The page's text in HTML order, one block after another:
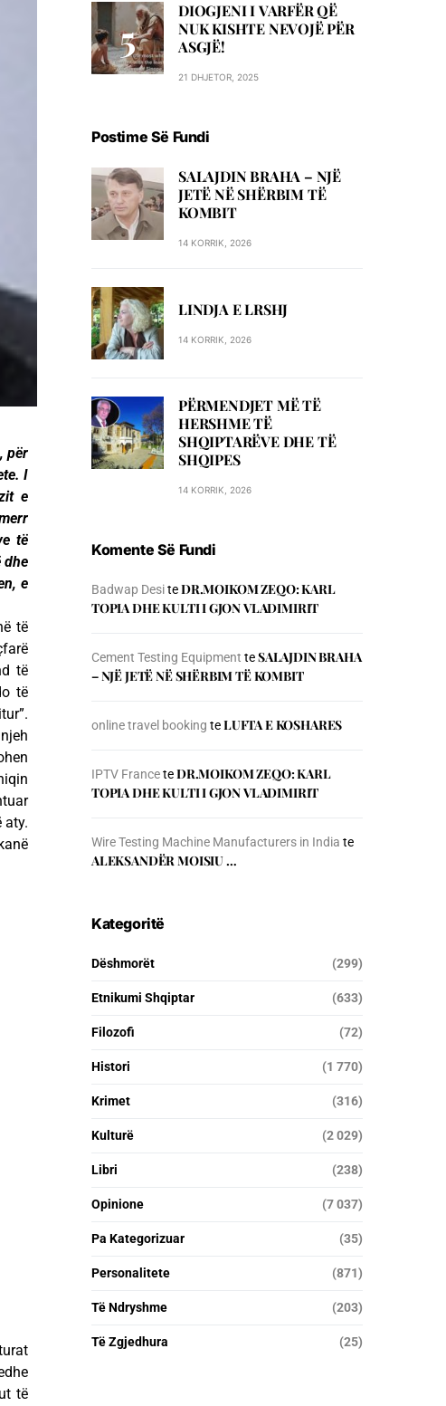
për
I
e
të
dhe
e
të
të
të
aty.
të
DIOGJENI I VARFËR QË
NUK KISHTE NEVOJË PËR
ASGJË!
21 DHJETOR, 2025
Postime Së Fundi
SALAJDIN BRAHA – NJЁ
JETЁ NЁ SHЁRBIM TЁ
KOMBIT
14 KORRIK, 2026
LINDJA E LRSHJ
14 KORRIK, 2026
PËRMENDJET MË TË
HERSHME TË
SHQIPTARËVE DHE TË
SHQIPES
14 KORRIK, 2026
Komente Së Fundi
Badwap DesiteDR.MOIKOM ZEQO: KARL
TOPIA DHE KULTI I GJON VLADIMIRIT
Cement Testing Equipment teSALAJDIN BRAHA
– NJЁ JETЁ NЁ SHЁRBIM TЁ KOMBIT
online travel booking teLUFTA E KOSHARES
IPTV FranceteDR.MOIKOM ZEQO: KARL
TOPIA DHE KULTI I GJON VLADIMIRIT
Wire Testing Machine Manufacturers in India te
ALEKSANDËR MOISIU …
Kategoritë
Dëshmorët (299)
Etnikumi Shqiptar (633)
Filozofi (72)
Histori (1 770)
Krimet (316)
Kulturë (2 029)
Libri (238)
Opinione (7 037)
Pa Kategorizuar (35)
Personalitete (871)
Të Ndryshme (203)
Të Zgjedhura (25)